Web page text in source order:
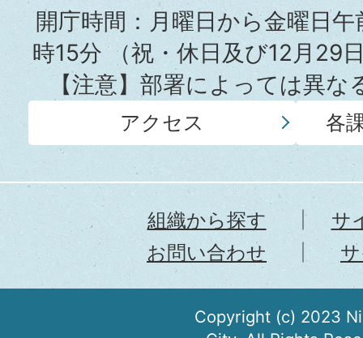
所
開庁時間：月曜日から金曜日
時15分（祝・休日及び12月29
【注意】部署によっては異
アクセス 各
組織から探す
サ
お問い合わせ
Copyright (c) 2023